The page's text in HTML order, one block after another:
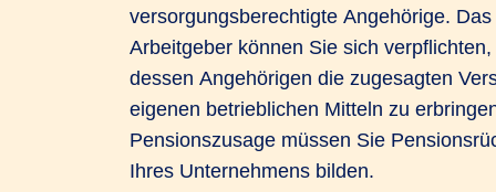
versorgungsberechtigte Angehörige.
Arbeitgeber können Sie sich
dessen Angehörigen die zugesagten
eigenen betrieblichen Mitteln zu
Pensionszusage müssen Sie
Ihres Unternehmens bilden.